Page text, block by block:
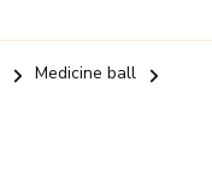
Medicine ball